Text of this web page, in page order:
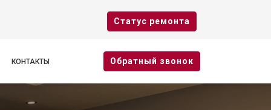
Cтатус ремонта
КОНТАКТЫ Oбратный звонок